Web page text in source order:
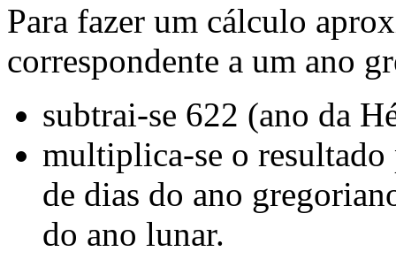
Para fazer um cálculo
correspondente a um ano
subtrai-se 622 (ano da
multiplica-se o
de dias do ano
do ano lunar.